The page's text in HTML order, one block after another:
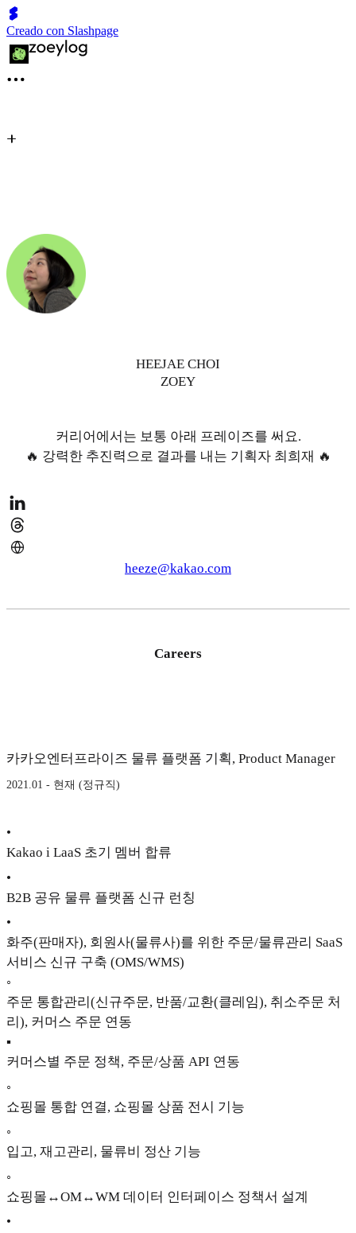
Creado con Slashpage
HEEJAE CHOI
ZOEY
커리어에서는 보통 아래 프레이즈를 써요.
🔥 강력한 추진력으로 결과를 내는 기획자 최희재 🔥
heeze@kakao.com
Careers
카카오엔터프라이즈 물류 플랫폼 기획, Product Manager
2021.01 - 현재 (정규직)
•
Kakao i LaaS 초기 멤버 합류
•
B2B 공유 물류 플랫폼 신규 런칭
•
화주(판매자), 회원사(물류사)를 위한 주문/물류관리 SaaS
서비스 신규 구축 (OMS/WMS)
◦
주문 통합관리(신규주문, 반품/교환(클레임), 취소주문 처
리), 커머스 주문 연동
▪
커머스별 주문 정책, 주문/상품 API 연동
◦
쇼핑몰 통합 연결, 쇼핑몰 상품 전시 기능
◦
입고, 재고관리, 물류비 정산 기능
◦
쇼핑몰↔OM↔WM 데이터 인터페이스 정책서 설계
•